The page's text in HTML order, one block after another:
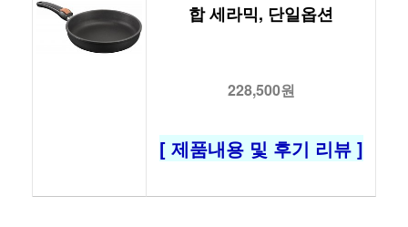
합 세라믹, 단일옵션
228,500원
[ 제품내용 및 후기 리뷰 ]